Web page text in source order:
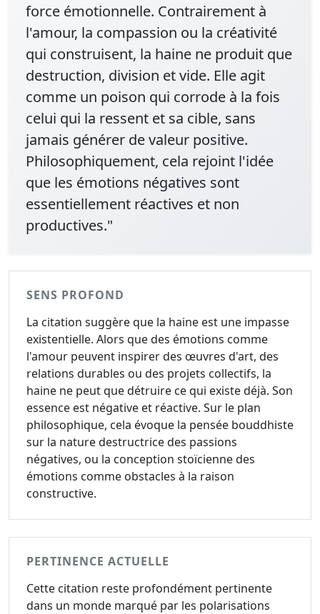
force émotionnelle. Contrairement à
l'amour, la compassion ou la créativité
qui construisent, la haine ne produit que
destruction, division et vide. Elle agit
comme un poison qui corrode à la fois
celui qui la ressent et sa cible, sans
jamais générer de valeur positive.
Philosophiquement, cela rejoint l'idée
que les émotions négatives sont
essentiellement réactives et non
productives."
SENS PROFOND
La citation suggère que la haine est une impasse
existentielle. Alors que des émotions comme
l'amour peuvent inspirer des œuvres d'art, des
relations durables ou des projets collectifs, la
haine ne peut que détruire ce qui existe déjà. Son
essence est négative et réactive. Sur le plan
philosophique, cela évoque la pensée bouddhiste
sur la nature destructrice des passions
négatives, ou la conception stoïcienne des
émotions comme obstacles à la raison
constructive.
PERTINENCE ACTUELLE
Cette citation reste profondément pertinente
dans un monde marqué par les polarisations